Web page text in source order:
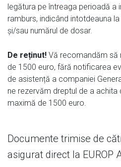
legătura pe întreaga perioadă a
ramburs, indicând intotdeauna
și/sau numărul de dosar.
De reținut! Vă recomandăm să
de 1500 euro, fără notificarea
de asistență a companiei
ne rezervăm dreptul de a achita
maximă de 1500 euro.
Documente trimise de
asigurat direct la EUROP